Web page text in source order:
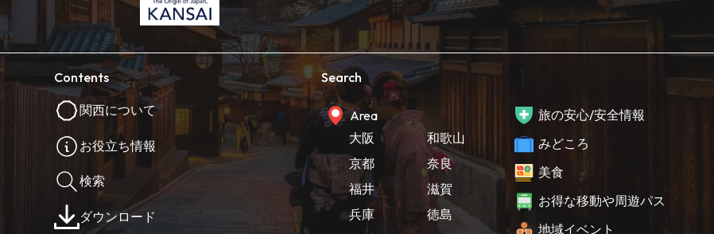
Contents
関西について
お役立ち情報
検索
ダウンロード
Search
Area
大阪
京都
福井
兵庫
和歌山
奈良
滋賀
徳島
旅の安心/安全情報
みどころ
美食
お得な移動や周遊パス
地域イベント